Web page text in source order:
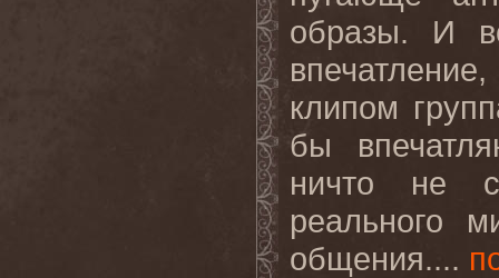
образы. И
клипом
бы
ничто не
реального
общения....